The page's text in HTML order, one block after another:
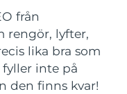
från
rengör, lyfter,
lika bra som
fyller inte på
den finns kvar!
leverans
leverans 8/9/26
leverans8/9/26